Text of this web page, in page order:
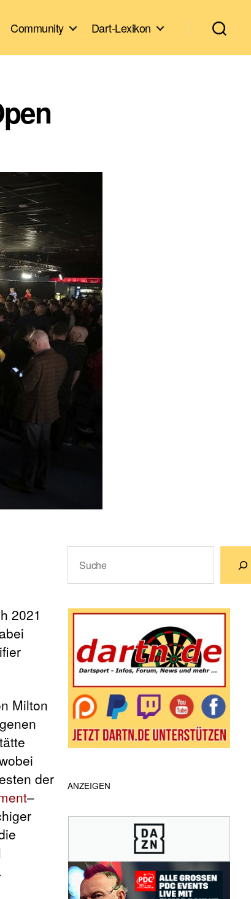
Community Dart-Lexikon
2021
Milton
der
–
ANZEIGEN